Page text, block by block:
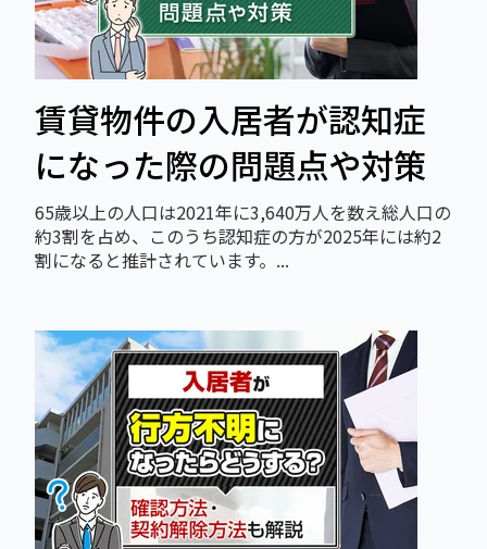
賃貸物件の入居者が認知症
になった際の問題点や対策
65歳以上の人口は2021年に3,640万人を数え総人口の
約3割を占め、このうち認知症の方が2025年には約2
割になると推計されています。...